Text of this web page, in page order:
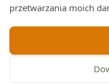
przetwarzania moich